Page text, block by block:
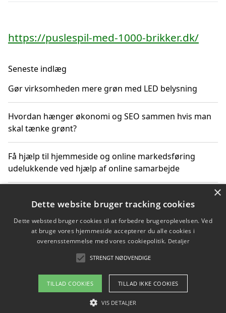
https://puslespil-med-1000-brikker.dk/
Seneste indlæg
Gør virksomheden mere grøn med LED belysning
Hvordan hænger økonomi og SEO sammen hvis man
skal tænke grønt?
Få hjælp til hjemmeside og online markedsføring
udelukkende ved hjælp af online samarbejde
byoplevelser i København
Sådan kan online møder for virksomheder fremme
Copyright 2026 - Pilanto Aps
Om / kontakt
×
Dette website bruger tracking cookies
Dette websted bruger cookies til at forbedre brugeroplevelsen. Ved
at bruge vores hjemmeside accepterer du alle cookies i
overensstemmelse med vores cookiepolitik. Detaljer
STRENGT NØDVENDIGE
TILLAD COOKIES TILLAD IKKE COOKIES
VIS DETALJER